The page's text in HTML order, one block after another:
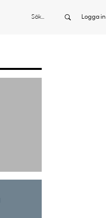
Sök Logga in